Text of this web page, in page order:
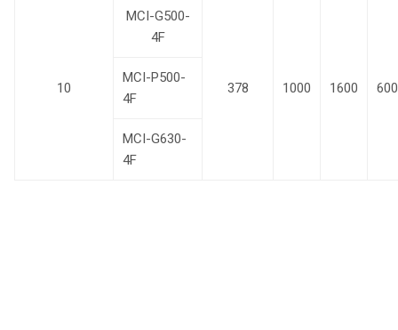
10
MCI-G500-
4F
378 1000 1600 600
MCI-P500-
4F
MCI-G630-
4F